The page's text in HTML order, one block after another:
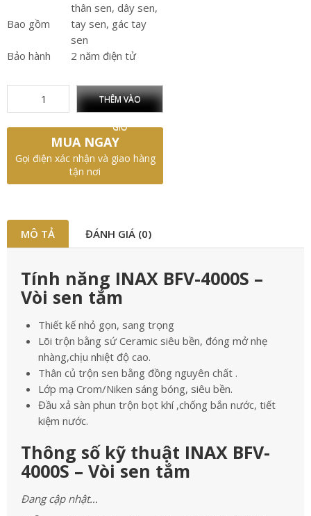
Bao gồm
thân sen, dây sen,
tay sen, gác tay
sen
Bảo hành
2 năm điện tử
THÊM VÀO
GIỎ
MUA NGAY
Gọi điện xác nhận và giao hàng
tận nơi
MÔ TẢ ĐÁNH GIÁ (0)
Tính năng INAX BFV-4000S –
Vòi sen tắm
Thiết kế nhỏ gọn, sang trọng
Lõi trộn bằng sứ Ceramic siêu bền, đóng mở nhẹ
nhàng,chịu nhiệt độ cao.
Thân củ trộn sen bằng đồng nguyên chất .
Lớp mạ Crom/Niken sáng bóng, siêu bền.
Đầu xả sàn phun trộn bọt khí ,chống bắn nước, tiết
kiệm nước.
Thông số kỹ thuật INAX BFV-
4000S – Vòi sen tắm
Đang cập nhật…